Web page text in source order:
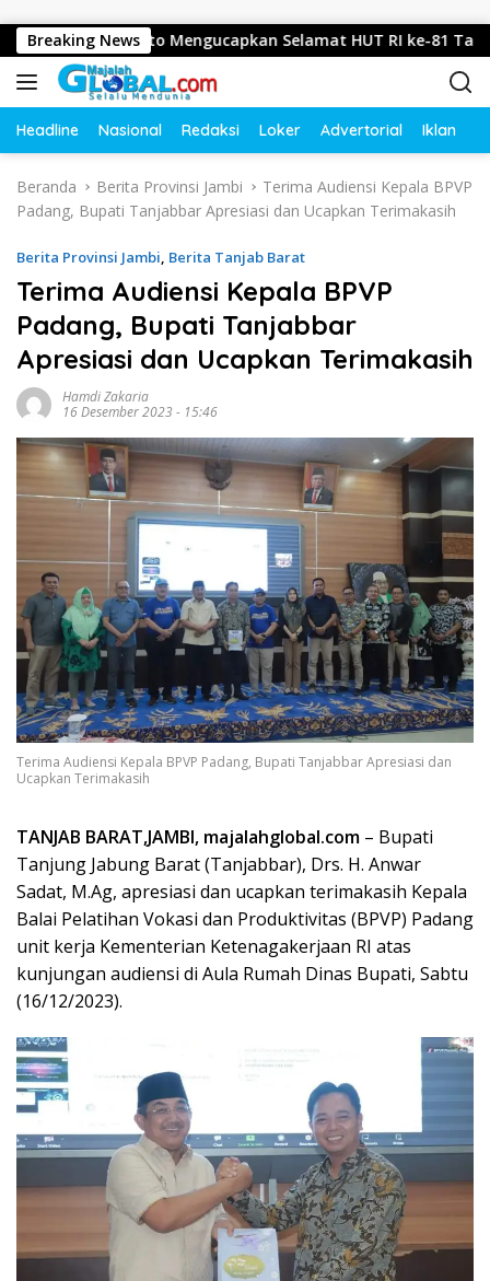
Breaking News
Mojokerto Mengucapkan Selamat HUT RI ke-81 Tahun 2026
Headline Nasional Redaksi Loker Advertorial Iklan
Beranda Berita Provinsi Jambi
Terima Audiensi Kepala BPVP
Padang, Bupati Tanjabbar Apresiasi dan Ucapkan Terimakasih
Berita Provinsi Jambi, Berita Tanjab Barat
Terima Audiensi Kepala BPVP
Padang, Bupati Tanjabbar
Apresiasi dan Ucapkan Terimakasih
Hamdi Zakaria
16 Desember 2023 - 15:46
Terima Audiensi Kepala BPVP Padang, Bupati Tanjabbar Apresiasi dan
Ucapkan Terimakasih
TANJAB BARAT,JAMBI, majalahglobal.com – Bupati
Tanjung Jabung Barat (Tanjabbar), Drs. H. Anwar
Sadat, M.Ag, apresiasi dan ucapkan terimakasih Kepala
Balai Pelatihan Vokasi dan Produktivitas (BPVP) Padang
unit kerja Kementerian Ketenagakerjaan RI atas
kunjungan audiensi di Aula Rumah Dinas Bupati, Sabtu
(16/12/2023).